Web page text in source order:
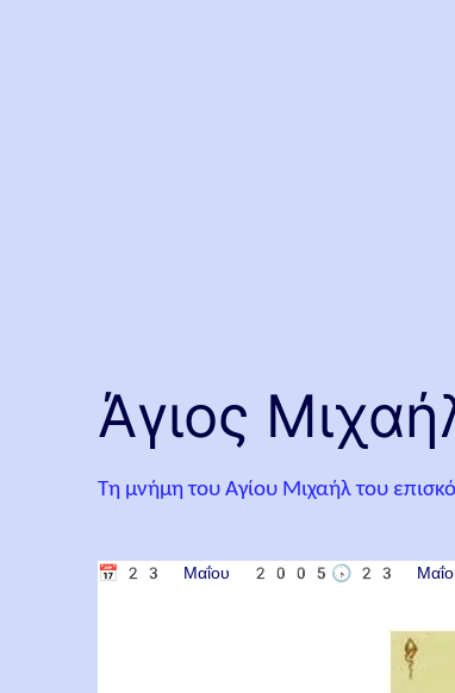
Άγιος
Τη μνήμη του Αγίου Μιχαήλ του
📅 23 Μαΐου 2005 🕟 23